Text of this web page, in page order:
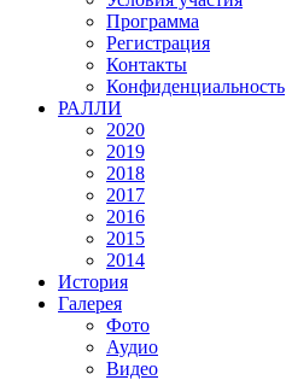
Программа
Регистрация
Контакты
Конфиденциальность
РАЛЛИ
2020
2019
2018
2017
2016
2015
2014
История
Галерея
Фото
Аудио
Видео